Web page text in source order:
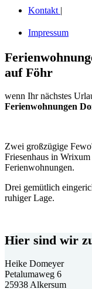
Kontakt |
Impressum
auf Föhr
wenn Ihr nächstes
Ferienwohnungen
Zwei großzügige
Friesenhaus in
Ferienwohnungen.
Drei gemütlich
ruhiger Lage.
Hier sind wir
Heike Domeyer
Petalumaweg 6
25938 Alkersum